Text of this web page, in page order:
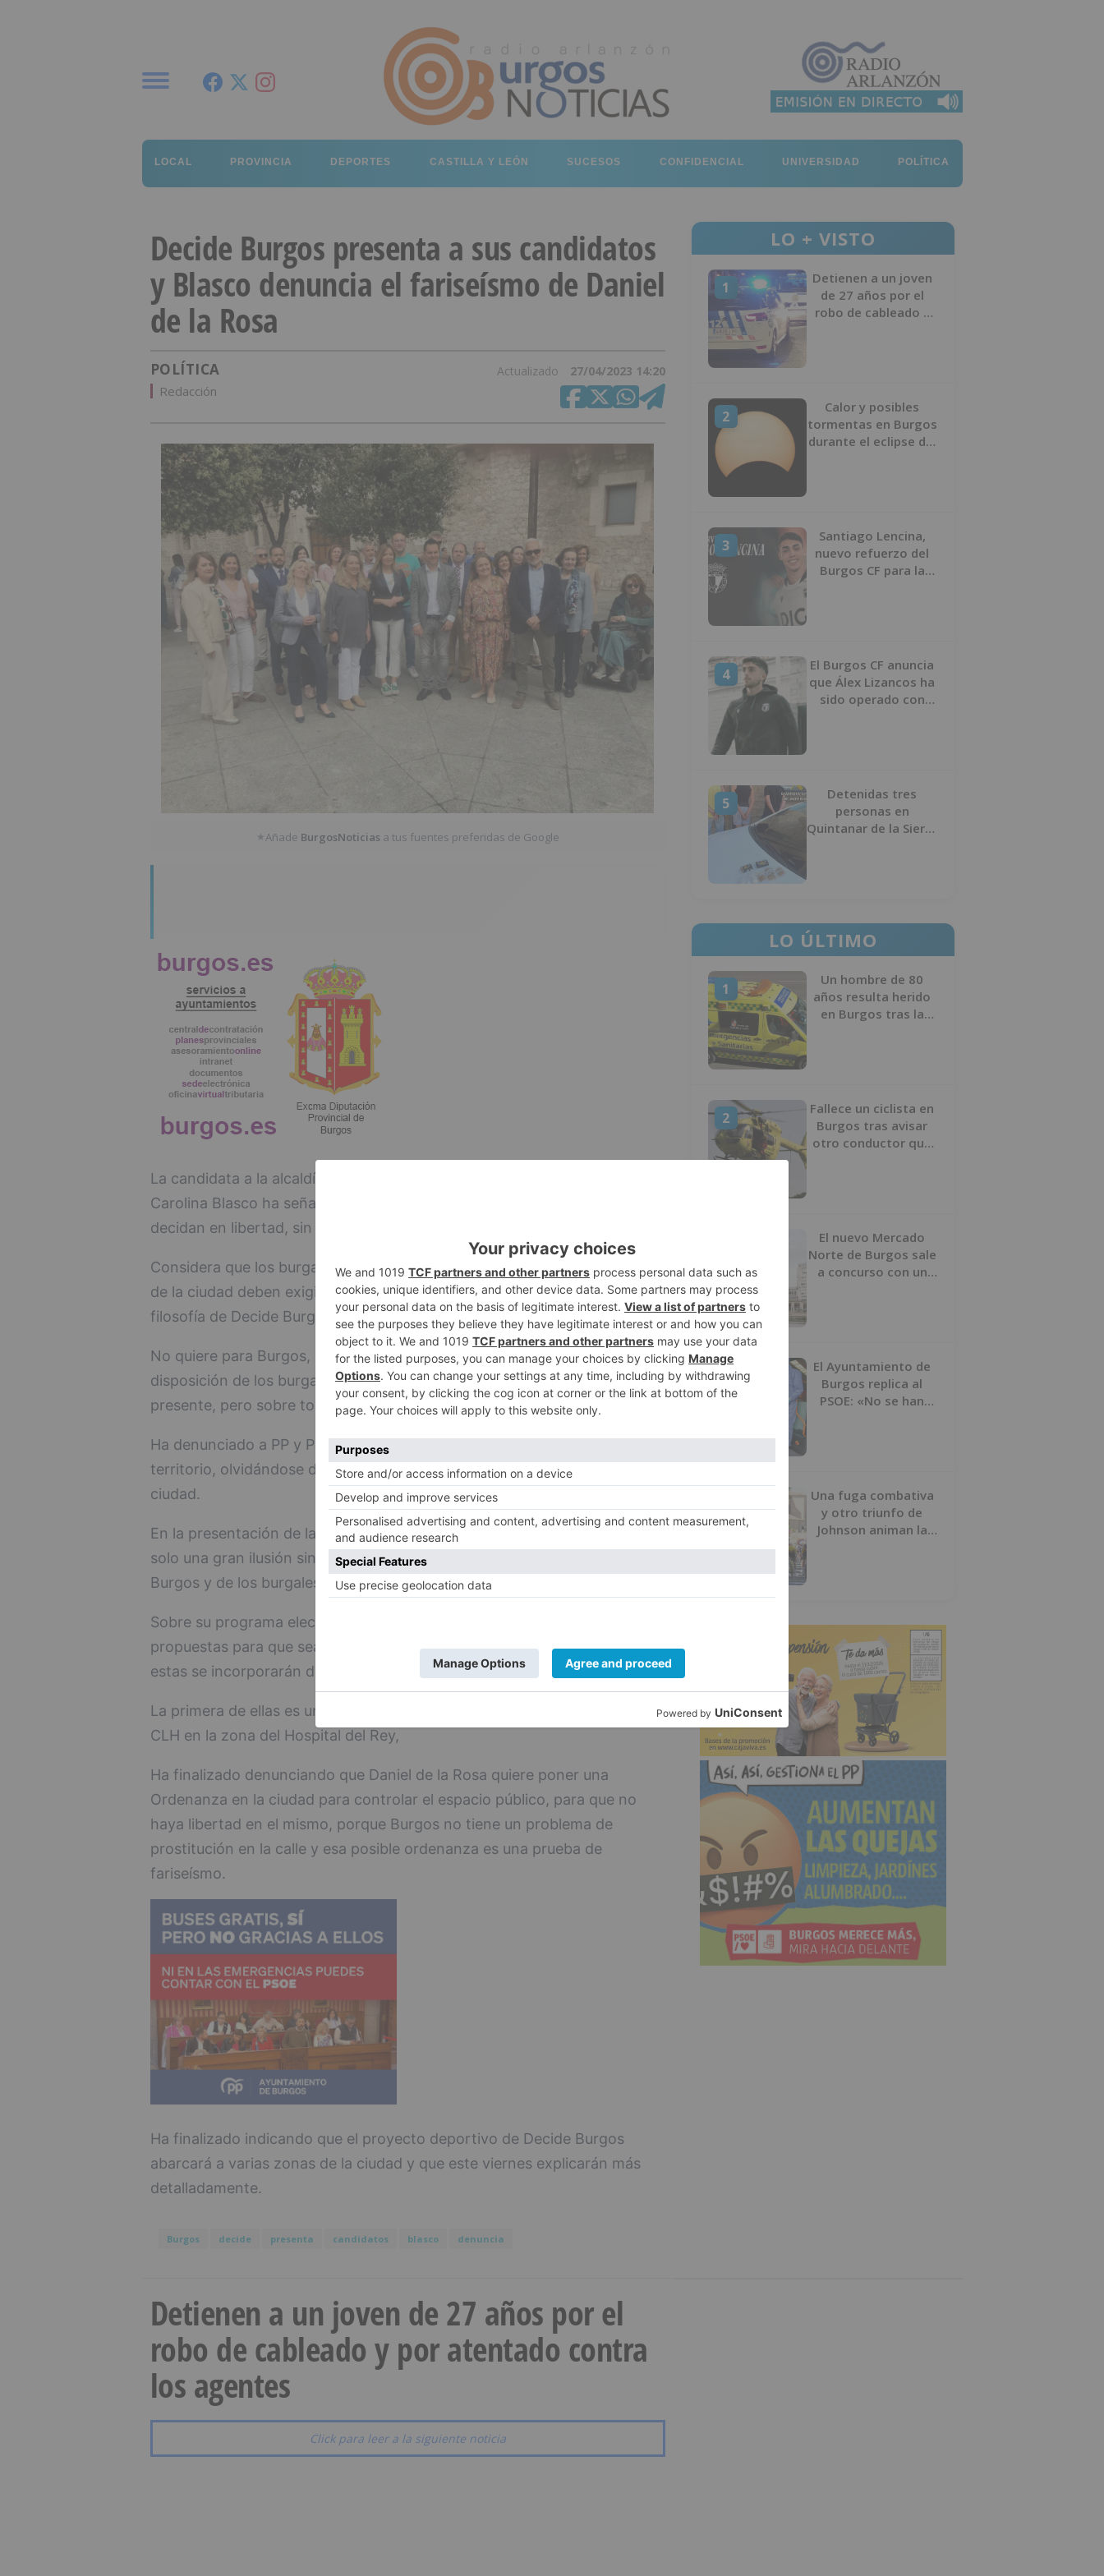
LOCAL PROVINCIA DEPORTES CASTILLA Y LEÓN SUCESOS CONFIDENCIAL UNIVERSIDAD POLÍTICA
Decide Burgos presenta a sus candidatos
y Blasco denuncia el fariseísmo de Daniel
de la Rosa
POLÍTICA Actualizado 27/04/2023 14:20
Redacción
★Añade BurgosNoticias a tus fuentes preferidas de Google
La candidata a la alcaldía y concejala en el Ayuntamiento de la capital,
Carolina Blasco ha señalado que su partido quiere que los burgaleses
decidan en libertad, sin manipulaciones, sin medias mentiras y sin tutelas.
Considera que los burgaleses conscientes de los verdaderos problemas
de la ciudad deben exigir solución a los mismos, y esa es la verdadera
filosofía de Decide Burgos.
No quiere para Burgos, "ni pan ni circo, ni dormidina", sino poner a
disposición de los burgaleses la forma de ver la ciudad, analizando su
presente, pero sobre todo pensando en su futuro, ofreciendo soluciones.
Ha denunciado a PP y PSOE que solo quieren teñir de azul o de rojo el
territorio, olvidándose después de cual es el desarrollo que necesita la
ciudad.
En la presentación de la candidatura ha resaltado que la misma tiene no
solo una gran ilusión sino ganas de aportar siempre con el interés de
Burgos y de los burgaleses y de su libertad.
Sobre su programa electoral, dice que está abierto, con muchas
propuestas para que sean los burgaleses los que decidan sobre ellas y
estas se incorporarán definitivamente al programa.
La primera de ellas es una Ciudad Deportiva en los antiguos depósitos de
CLH en la zona del Hospital del Rey,
Ha finalizado denunciando que Daniel de la Rosa quiere poner una
Ordenanza en la ciudad para controlar el espacio público, para que no
haya libertad en el mismo, porque Burgos no tiene un problema de
prostitución en la calle y esa posible ordenanza es una prueba de
fariseísmo.
Ha finalizado indicando que el proyecto deportivo de Decide Burgos
abarcará a varias zonas de la ciudad y que este viernes explicarán más
detalladamente.
Burgos decide presenta candidatos blasco denuncia
LO + VISTO
1
Detienen a un joven
de 27 años por el
robo de cableado y
2
Calor y posibles
tormentas en Burgos
durante el eclipse del
3
Santiago Lencina,
nuevo refuerzo del
Burgos CF para la
4
El Burgos CF anuncia
que Álex Lizancos ha
sido operado con
5
Detenidas tres
personas en
Quintanar de la Sierra
LO ÚLTIMO
1
Un hombre de 80
años resulta herido
en Burgos tras la
2
Fallece un ciclista en
Burgos tras avisar
otro conductor que
El nuevo Mercado
Norte de Burgos sale
a concurso con un
4
El Ayuntamiento de
Burgos replica al
PSOE: «No se han
5
Una fuga combativa
y otro triunfo de
Johnson animan la
Detienen a un joven de 27 años por el
robo de cableado y por atentado contra
los agentes
Click para leer a la siguiente noticia